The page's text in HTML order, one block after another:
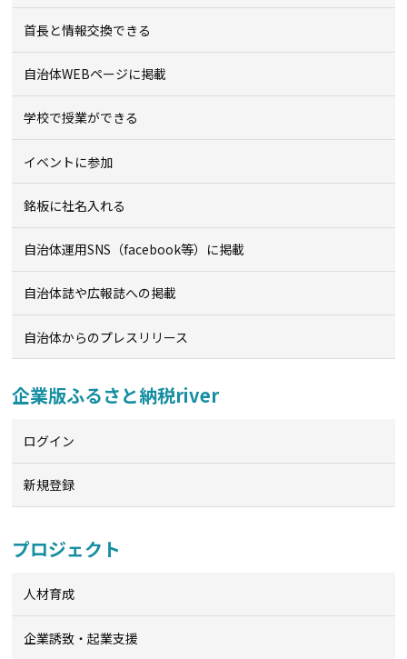
首長と情報交換できる
自治体WEBページに掲載
学校で授業ができる
イベントに参加
銘板に社名入れる
自治体運用SNS（facebook等）に掲載
自治体誌や広報誌への掲載
自治体からのプレスリリース
企業版ふるさと納税river
ログイン
新規登録
プロジェクト
人材育成
企業誘致・起業支援